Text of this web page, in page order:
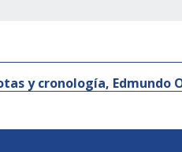
y cronología, Edmundo